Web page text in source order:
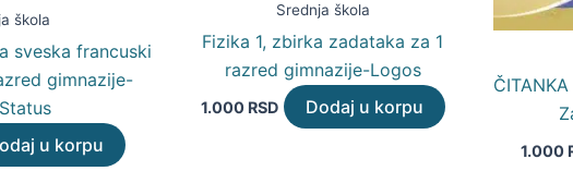
škola
sveska francuski
gimnazije-
u korpu
Srednja škola
Fizika 1, zbirka zadataka za 1
razred gimnazije-Logos
1.000 RSD Dodaj u korpu
1.000